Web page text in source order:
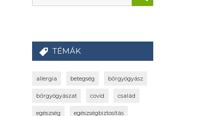
TÉMÁK
allergia betegség bőrgyógyász
bőrgyógyászat covid család
egészség egészségbiztosítás